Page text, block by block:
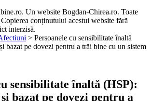
Un website Bogdan-Chirea.ro. Toate
conținutului acestui website fără
interzisă.
> Persoanele cu sensibilitate înaltă
bazat pe dovezi pentru a trăi bine cu un sistem
sensibilitate înaltă (HSP):
bazat pe dovezi pentru a